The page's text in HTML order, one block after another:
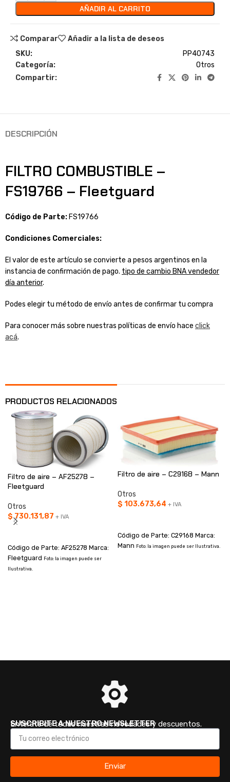
AÑADIR AL CARRITO
Comparar
Añadir a la lista de deseos
SKU:
PP40743
Categoría:
Otros
Compartir:
DESCRIPCIÓN
FILTRO COMBUSTIBLE –
FS19766 – Fleetguard
Código de Parte: FS19766
Condiciones Comerciales:
El valor de este artículo se convierte a pesos argentinos en la
instancia de confirmación de pago. tipo de cambio BNA vendedor
día anterior.
Podes elegir tu método de envío antes de confirmar tu compra
Para conocer más sobre nuestras políticas de envío hace click
acá.
PRODUCTOS RELACIONADOS
Filtro de aire – AF25278 –
Fleetguard
Otros
$730.131,87 + IVA
Código de Parte: AF25278 Marca:
Fleetguard Foto: la imagen puede ser
Ilustrativa.
Filtro de aire – C29168 – Mann
Otros
$ 103.673,64 + IVA
Código de Parte: C29168 Marca:
Mann Foto: la imagen puede ser Ilustrativa.
SUSCRIBITE A NUESTRO NEWSLETTER
Enterate de todas nuestras novedades y descuentos.
Enviar